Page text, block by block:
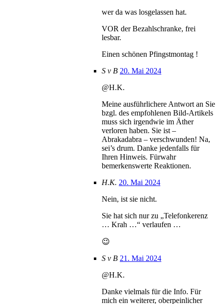
wer da was losgelassen hat.
VOR der Bezahlschranke, frei
lesbar.
Einen schönen Pfingstmontag !
S v B 20. Mai 2024
@H.K.
Meine ausführlichere Antwort an Sie
bzgl. des empfohlenen Bild-Artikels
muss sich irgendwie im Äther
verloren haben. Sie ist –
Abrakadabra – verschwunden! Na,
sei’s drum. Danke jedenfalls für
Ihren Hinweis. Fürwahr
bemerkenswerte Reaktionen.
H.K. 20. Mai 2024
Nein, ist sie nicht.
Sie hat sich nur zu „Telefonkerenz
… Krah …“ verlaufen …
😉
S v B 21. Mai 2024
@H.K.
Danke vielmals für die Info. Für
mich ein weiterer, oberpeinlicher